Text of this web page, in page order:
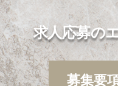
求人応募の
募集要